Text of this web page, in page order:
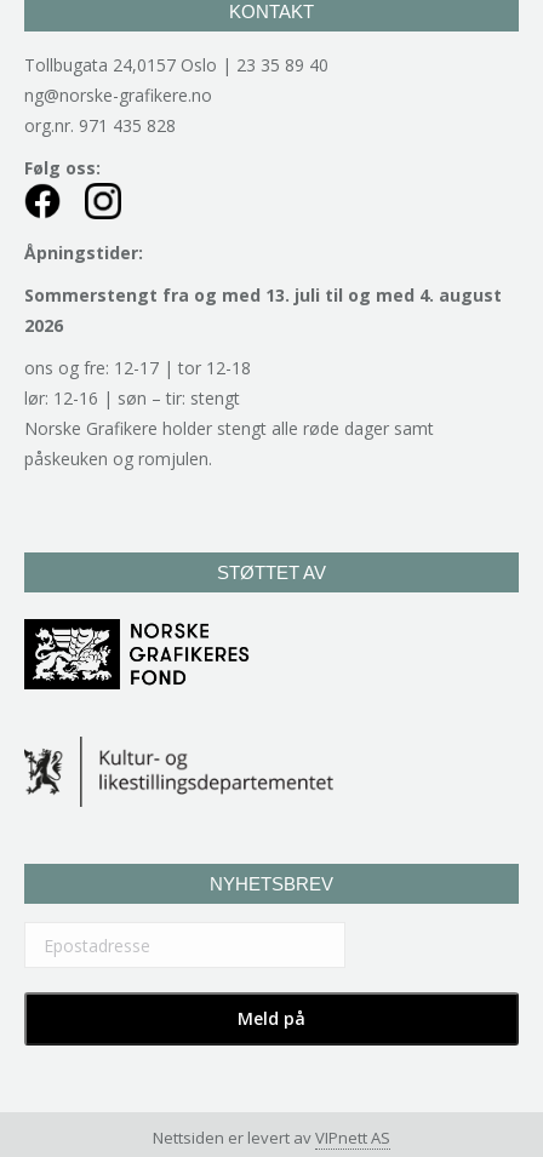
KONTAKT
Tollbugata 24,0157 Oslo | 23 35 89 40
ng@norske-grafikere.no
org.nr. 971 435 828
Følg oss:
Åpningstider:
Sommerstengt fra og med 13. juli til og med 4. august
2026
ons og fre: 12-17 | tor 12-18
lør: 12-16 | søn – tir: stengt
Norske Grafikere holder stengt alle røde dager samt
påskeuken og romjulen.
STØTTET AV
NYHETSBREV
Nettsiden er levert avVIPnett AS